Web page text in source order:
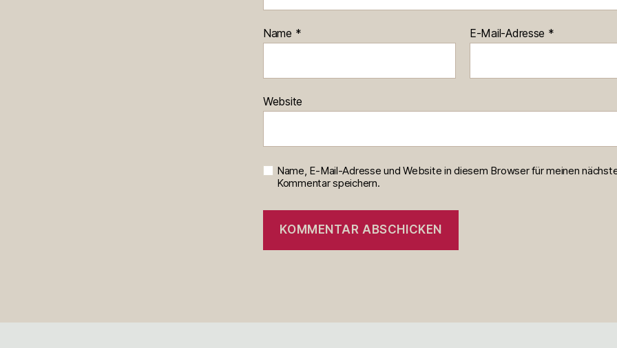
Name * E-Mail-Adresse *
Website
Name, E-Mail-Adresse und Website in diesem Browser für meinen
Kommentar speichern.